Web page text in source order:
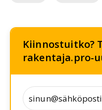
Kiinnostuitko?
rakentaja.pro-